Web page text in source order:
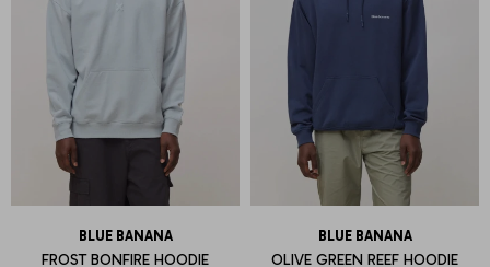
BLUE BANANA
FROST BONFIRE HOODIE
BLUE BANANA
OLIVE GREEN REEF HOODIE